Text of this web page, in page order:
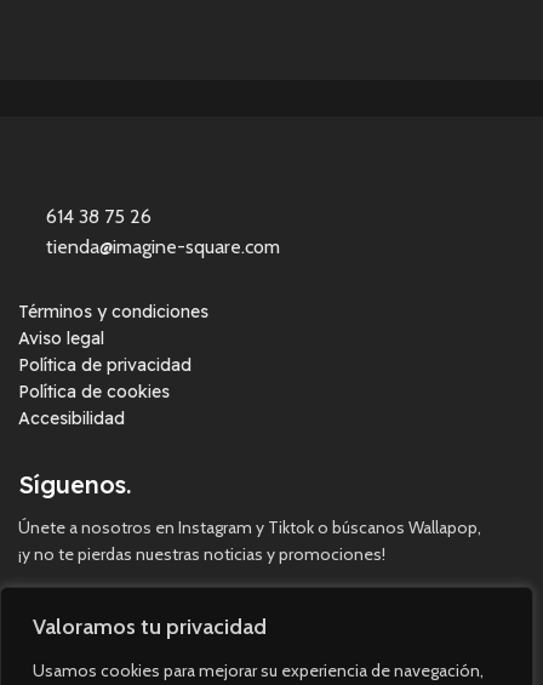
Valoramos tu privacidad
Usamos cookies para mejorar su experiencia de navegación,
614 38 75 26
tienda@imagine-square.com
Términos y condiciones
Aviso legal
Política de privacidad
Política de cookies
Accesibilidad
Síguenos.
Únete a nosotros en Instagram y Tiktok o búscanos Wallapop,
¡y no te pierdas nuestras noticias y promociones!